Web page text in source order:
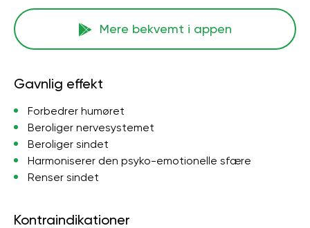
Mere bekvemt i appen
Gavnlig effekt
Forbedrer humøret
Beroliger nervesystemet
Beroliger sindet
Harmoniserer den psyko-emotionelle sfære
Renser sindet
Kontraindikationer